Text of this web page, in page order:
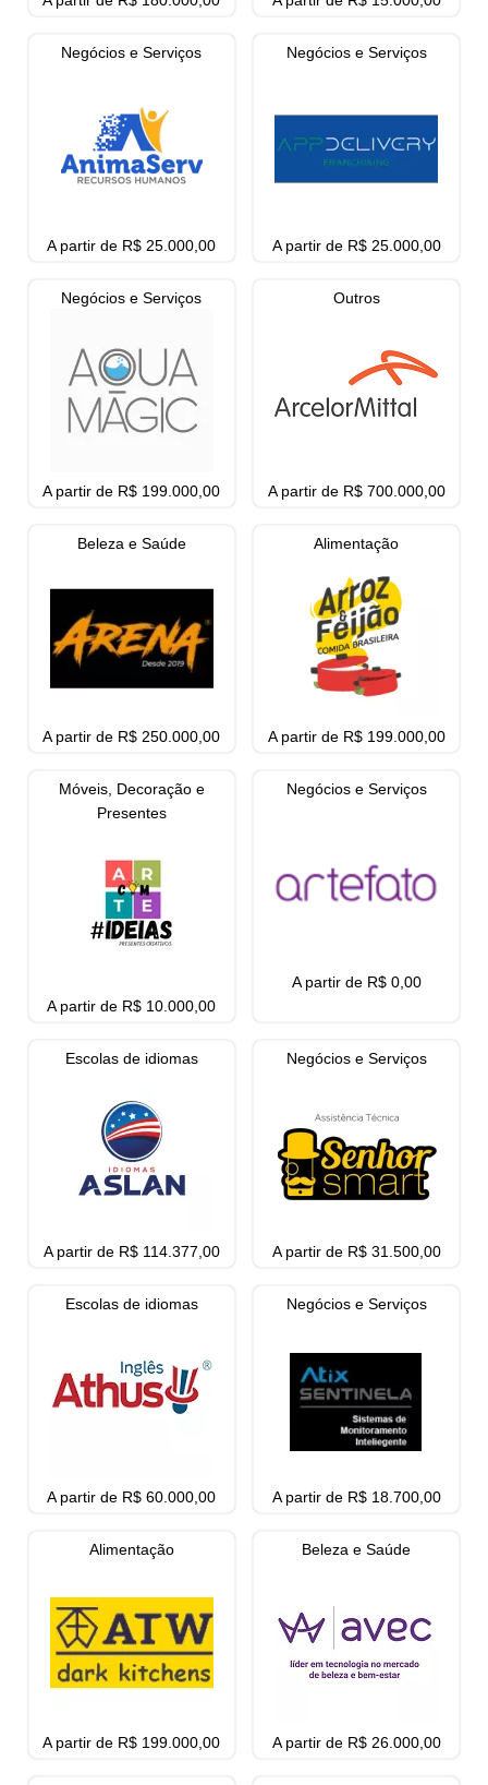
Negócios e Serviços
A partir de R$ 25.000,00
Negócios e Serviços
A partir de R$ 25.000,00
Negócios e Serviços
A partir de R$ 199.000,00
Outros
A partir de R$ 700.000,00
Beleza e Saúde
A partir de R$ 250.000,00
Alimentação
A partir de R$ 199.000,00
Móveis, Decoração e
Presentes
A partir de R$ 10.000,00
Negócios e Serviços
A partir de R$ 0,00
Escolas de idiomas
A partir de R$ 114.377,00
Negócios e Serviços
A partir de R$ 31.500,00
Escolas de idiomas
A partir de R$ 60.000,00
Negócios e Serviços
A partir de R$ 18.700,00
Alimentação
A partir de R$ 199.000,00
Beleza e Saúde
A partir de R$ 26.000,00